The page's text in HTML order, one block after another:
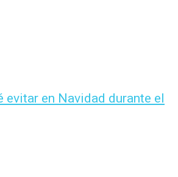
evitar en Navidad durante el